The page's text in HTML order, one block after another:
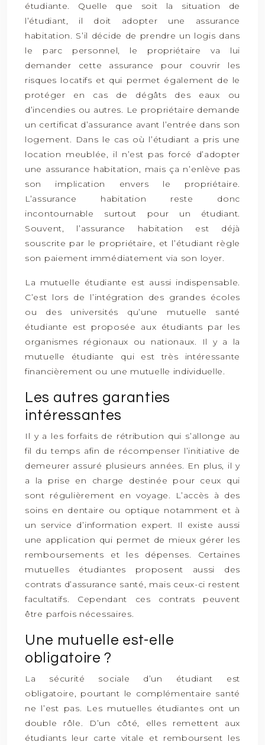
étudiante. Quelle que soit la situation de
l’étudiant, il doit adopter une assurance
habitation. S’il décide de prendre un logis dans
le parc personnel, le propriétaire va lui
demander cette assurance pour couvrir les
risques locatifs et qui permet également de le
protéger en cas de dégâts des eaux ou
d’incendies ou autres. Le propriétaire demande
un certificat d’assurance avant l’entrée dans son
logement. Dans le cas où l’étudiant a pris une
location meublée, il n’est pas forcé d’adopter
une assurance habitation, mais ça n’enlève pas
son implication envers le propriétaire.
L’assurance habitation reste donc
incontournable surtout pour un étudiant.
Souvent, l’assurance habitation est déjà
souscrite par le propriétaire, et l’étudiant règle
son paiement immédiatement via son loyer.
La mutuelle étudiante est aussi indispensable.
C’est lors de l’intégration des grandes écoles
ou des universités qu’une mutuelle santé
étudiante est proposée aux étudiants par les
organismes régionaux ou nationaux. Il y a la
mutuelle étudiante qui est très intéressante
financièrement ou une mutuelle individuelle.
Les autres garanties
intéressantes
Il y a les forfaits de rétribution qui s’allonge au
fil du temps afin de récompenser l’initiative de
demeurer assuré plusieurs années. En plus, il y
a la prise en charge destinée pour ceux qui
sont régulièrement en voyage. L’accès à des
soins en dentaire ou optique notamment et à
un service d’information expert. Il existe aussi
une application qui permet de mieux gérer les
remboursements et les dépenses. Certaines
mutuelles étudiantes proposent aussi des
contrats d’assurance santé, mais ceux-ci restent
facultatifs. Cependant ces contrats peuvent
être parfois nécessaires.
Une mutuelle est-elle
obligatoire ?
La sécurité sociale d’un étudiant est
obligatoire, pourtant le complémentaire santé
ne l’est pas. Les mutuelles étudiantes ont un
double rôle. D’un côté, elles remettent aux
étudiants leur carte vitale et remboursent les